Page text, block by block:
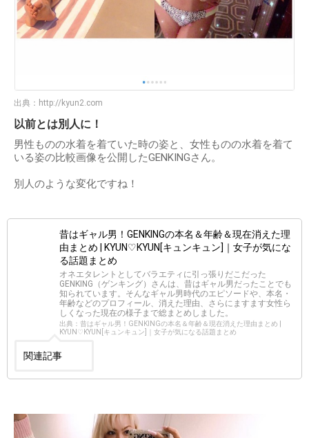
出典： http://kyun2.com
以前とは別人に！
男性ものの水着を着ていた時の姿と、女性ものの水着を着て
いる姿の比較画像を公開したGENKINGさん。
別人のような変化ですね！
昔はギャル男！GENKINGの本名＆年齢＆現在消えた理
由まとめ | KYUN♡KYUN[キュンキュン]｜女子が気にな
る話題まとめ
オネエタレントとしてバラエティに引っ張りだこだった
GENKING（ゲンキング）さんは、昔はギャル男だったことでも
知られています。そんなギャル男時代のエピソードや、本名・
年齢などのプロフィール、消えた理由、さらにますます女性ら
しくなった現在の様子まで総まとめしました。
出典：昔はギャル男！GENKINGの本名＆年齢＆現在消えた理由まとめ |
KYUN♡KYUN[キュンキュン]｜女子が気になる話題まとめ
関連記事